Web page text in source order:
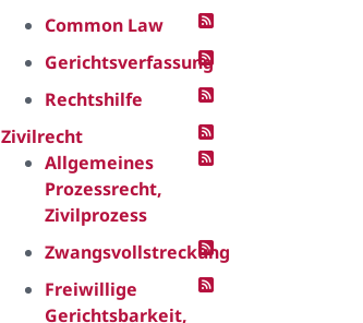
Common Law
Gerichtsverfassung
Rechtshilfe
Zivilrecht
Allgemeines
Prozessrecht,
Zivilprozess
Zwangsvollstreckung
Freiwillige
Gerichtsbarkeit,